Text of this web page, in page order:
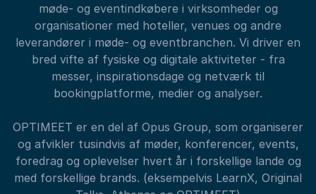
møde- og eventindkøbere i virksomheder og
organisationer med hoteller, venues og andre
leverandører i møde- og eventbranchen. Vi driver en
bred vifte af fysiske og digitale aktiviteter - fra
messer, inspirationsdage og netværk til
bookingplatforme, medier og analyser.
OPTIMEET er en del af Opus Group, som organiserer
og afvikler tusindvis af møder, konferencer, events,
foredrag og oplevelser hvert år i forskellige lande og
med forskellige brands. (eksempelvis LearnX, Original